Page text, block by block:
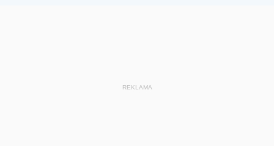
REKLAMA